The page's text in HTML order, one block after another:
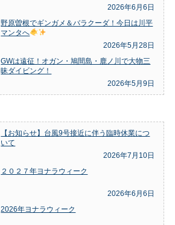
2026年6月6日
野原曽根でギンガメ＆バラクーダ！今日は川平
マンタへ
2026年5月28日
GWは遠征！オガン・鳩間島・鹿ノ川で大物三
昧ダイビング！
2026年5月9日
【お知らせ】台風9号接近に伴う臨時休業につ
いて
2026年7月10日
２０２７年ヨナラウィーク
2026年6月6日
2026年ヨナラウィーク